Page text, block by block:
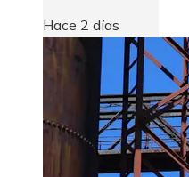
Hace 2 días